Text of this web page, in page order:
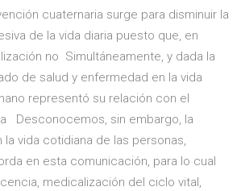
cuaternaria surge para disminuir la
de la vida diaria puesto que, en
no Simultáneamente, y dada la
de salud y enfermedad en la vida
representó su relación con el
Desconocemos, sin embargo, la
vida cotidiana de las personas,
en esta comunicación, para lo cual
medicalización del ciclo vital,